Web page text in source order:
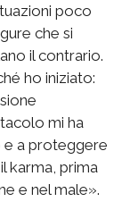
poco
che si
il contrario.
ho iniziato:
mi ha
e a proteggere
karma, prima
e nel male».